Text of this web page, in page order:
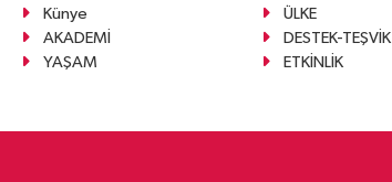
Künye
ÜLKE
AKADEMİ
DESTEK-TEŞVİK
YAŞAM
ETKİNLİK